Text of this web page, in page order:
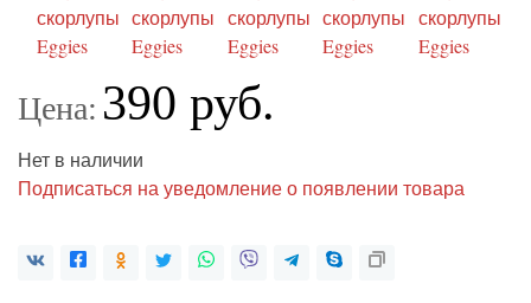
Цена: 390 руб.
Нет в наличии
Подписаться на уведомление о появлении товара